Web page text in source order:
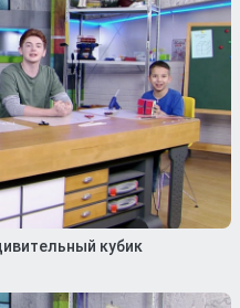
кубик